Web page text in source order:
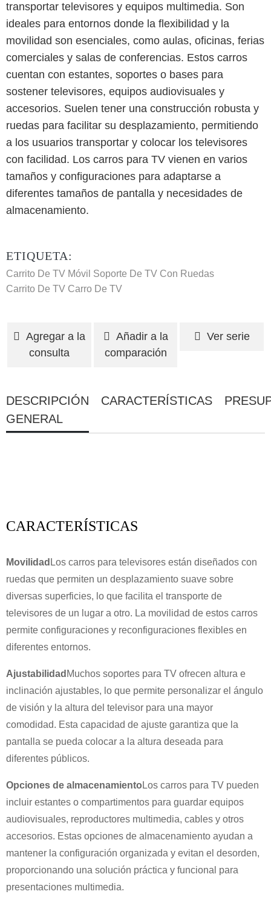
transportar televisores y equipos multimedia. Son
ideales para entornos donde la flexibilidad y la
movilidad son esenciales, como aulas, oficinas, ferias
comerciales y salas de conferencias. Estos carros
cuentan con estantes, soportes o bases para
sostener televisores, equipos audiovisuales y
accesorios. Suelen tener una construcción robusta y
ruedas para facilitar su desplazamiento, permitiendo
a los usuarios transportar y colocar los televisores
con facilidad. Los carros para TV vienen en varios
tamaños y configuraciones para adaptarse a
diferentes tamaños de pantalla y necesidades de
almacenamiento.
ETIQUETA:
Carrito De TV Móvil Soporte De TV Con Ruedas
Carrito De TV Carro De TV
Agregar a la
consulta
Añadir a la
comparación
Ver serie
DESCRIPCIÓN
GENERAL
CARACTERÍSTICAS
CARACTERÍSTICAS
Movilidad Los carros para televisores están diseñados con
ruedas que permiten un desplazamiento suave sobre
diversas superficies, lo que facilita el transporte de
televisores de un lugar a otro. La movilidad de estos carros
permite configuraciones y reconfiguraciones flexibles en
diferentes entornos.
Ajustabilidad Muchos soportes para TV ofrecen altura e
inclinación ajustables, lo que permite personalizar el ángulo
de visión y la altura del televisor para una mayor
comodidad. Esta capacidad de ajuste garantiza que la
pantalla se pueda colocar a la altura deseada para
diferentes públicos.
Opciones de almacenamiento Los carros para TV pueden
incluir estantes o compartimentos para guardar equipos
audiovisuales, reproductores multimedia, cables y otros
accesorios. Estas opciones de almacenamiento ayudan a
mantener la configuración organizada y evitan el desorden,
proporcionando una solución práctica y funcional para
presentaciones multimedia.
ENVIAR UNA SOLICITUD